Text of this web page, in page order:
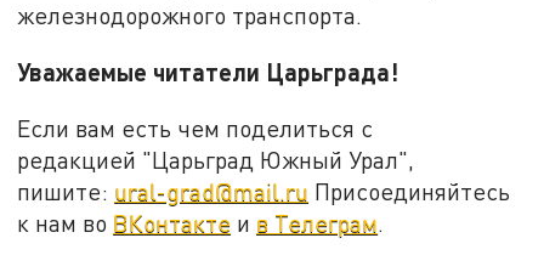
железнодорожного транспорта.
Уважаемые читатели Царьграда!
Если вам есть чем поделиться с
редакцией "Царьград Южный Урал",
пишите: ural-grad@mail.ru Присоединяйтесь
к нам во ВКонтакте и в Телеграм